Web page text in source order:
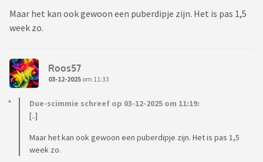
Maar het kan ook gewoon een puberdipje zijn. Het is pas 1,5
week zo.
Roos57
03-12-2025 om 11:33
Due-scimmie schreef op 03-12-2025 om 11:19:
[..]
Maar het kan ook gewoon een puberdipje zijn. Het is pas 1,5
week zo.